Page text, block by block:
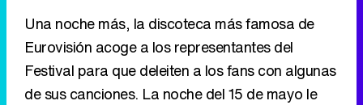
Una noche más, la discoteca más famosa de
Eurovisión acoge a los representantes del
Festival para que deleiten a los fans con algunas
de sus canciones. La noche del 15 de mayo le